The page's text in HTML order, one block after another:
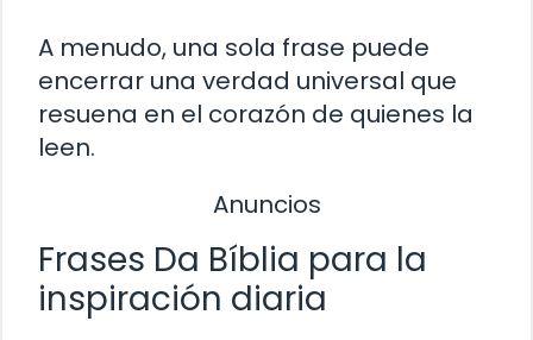
A menudo, una sola frase puede
encerrar una verdad universal que
resuena en el corazón de quienes la
leen.
Anuncios
Frases Da Bíblia para la
inspiración diaria